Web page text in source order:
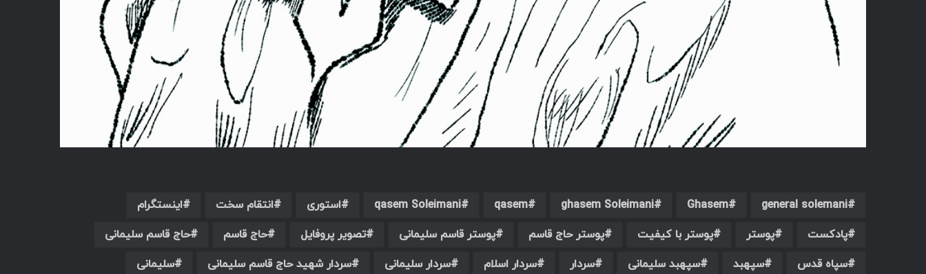
general solemani
Ghasem
ghasem Soleimani
qasem
qasem Soleimani استوری انتقام سخت
اینستگرام
پادکست
پوستر پوستر با کیفیت پوستر حاج قاسم پوستر قاسم سلیمانی تصویر پروفایل حاج قاسم
حاج قاسم سلیمانی
سپاه قدس
سپهبد سپهبد سلیمانی سردار سردار اسلام سردار سلیمانی سردار شهید حاج قاسم سلیمانی
سلیمانی